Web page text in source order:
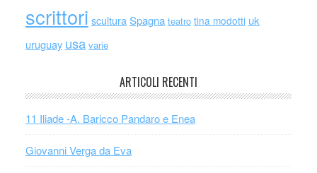
scrittori scultura Spagna teatro tina modotti uk
uruguay usa varie
ARTICOLI RECENTI
11 Iliade -A. Baricco Pandaro e Enea
Giovanni Verga da Eva